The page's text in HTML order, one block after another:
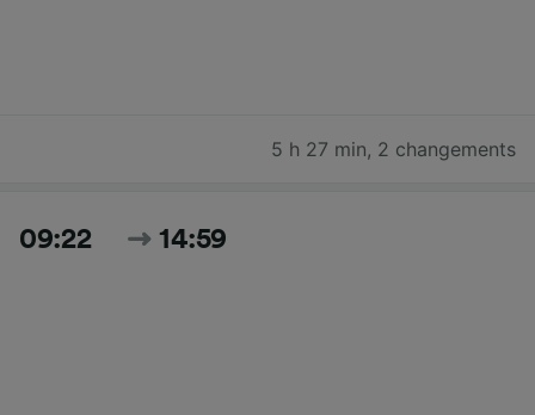
5 h 27 min, 2 changements
09:22 14:59